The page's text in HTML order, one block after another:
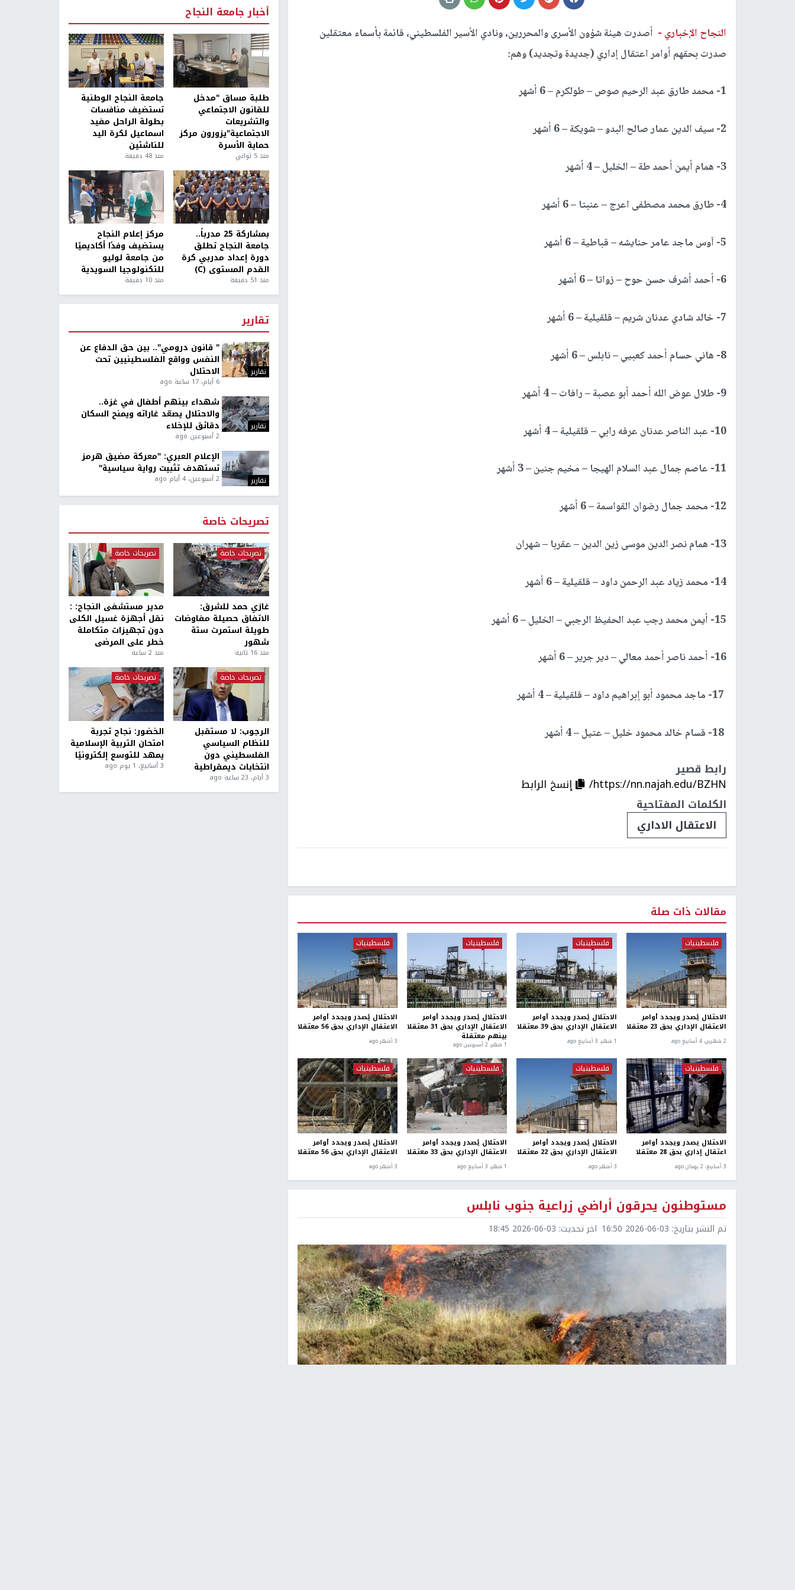
النجاح الإخباري - أصدرت هيئة شؤون الأسرى والمحررين، ونادي الأسير الفلسطيني، قائمة بأسماء معتقلين
صدرت بحقهم أوامر اعتقال إداري (جديدة وتجديد) وهم:
1- محمد طارق عبد الرحيم صوص – طولكرم – 6 أشهر
2- سيف الدين عمار صالح البدو – شويكة – 6 أشهر
3- همام أيمن أحمد طة – الخليل – 4 أشهر
4- طارق محمد مصطفى اعرج – عنبتا – 6 أشهر
5- آوس ماجد عامر حنايشه – قباطية – 6 أشهر
6- أحمد أشرف حسن حوح – زواتا – 6 أشهر
7- خالد شادي عدنان شريم – قلقيلية – 6 أشهر
8- هاني حسام أحمد كعبيي – نابلس – 6 أشهر
9- طلال عوض الله أحمد أبو عصبة – رافات – 4 أشهر
10- عبد الناصر عدنان عرفه رابي – قلقيلية – 4 أشهر
11- عاصم جمال عبد السلام الهيجا – مخيم جنين – 3 أشهر
12- محمد جمال رضوان القواسمة – 6 أشهر
13- همام نصر الدين موسى زين الدين – عقربا – شهران
14- محمد زياد عبد الرحمن داود – قلقيلية – 6 أشهر
15- أيمن محمد رجب عبد الحفيظ الرجبي – الخليل – 6 أشهر
16- أحمد ناصر أحمد معالي – دير جرير – 6 أشهر
رابط قصير
https://nn.najah.edu/BZHN/
إنسخ الرابط
الكلمات المفتاحية
الاعتقال الاداري
مقالات ذات صلة
فلسطينيات
الاحتلال يُصدر ويجدد أوامر
الاعتقال الإداري بحق 23 معتقلا
2 شهرين، 4 أسابيع ago
فلسطينيات
الاحتلال يُصدر ويجدد أوامر
الاعتقال الإداري بحق 39 معتقلا
1 شهر، 3 أسابيع ago
فلسطينيات
الاحتلال يُصدر ويجدد أوامر
الاعتقال الإداري بحق 31 معتقلا
بينهم معتقلة
1 شهر، 2 أسبوعين ago
فلسطينيات
الاحتلال يُصدر ويجدد أوامر
الاعتقال الإداري بحق 56 معتقلا
3 أشهر ago
فلسطينيات
الاحتلال يصدر ويجدد أوامر
اعتقال إداري بحق 28 معتقلا
3 أسابيع، 2 يومان ago
فلسطينيات
الاحتلال يُصدر ويجدد أوامر
الاعتقال الإداري بحق 22 معتقلا
3 أشهر ago
فلسطينيات
الاحتلال يُصدر ويجدد أوامر
الاعتقال الإداري بحق 33 معتقلا
1 شهر، 3 أسابيع ago
فلسطينيات
الاحتلال يُصدر ويجدد أوامر
الاعتقال الإداري بحق 56 معتقلا
3 أشهر ago
مستوطنون يحرقون أراضي زراعية جنوب نابلس
تم النشر بتاريخ: 2026-06-03 16:50 اخر تحديث: 2026-06-03 18:45
أخبار جامعة النجاح
طلبة مساق "مدخل
للقانون الاجتماعي
والتشريعات
الاجتماعية"يزورون مركز
حماية الأسرة
منذ 5 ثواني
جامعة النجاح الوطنية
تستضيف منافسات
بطولة الراحل مفيد
اسماعيل لكرة اليد
للناشئين
منذ 48 دقيقة
بمشاركة 25 مدرباً..
جامعة النجاح تطلق
دورة إعداد مدربي كرة
القدم المستوى (C)
منذ 51 دقيقة
مركز إعلام النجاح
يستضيف وفدًا أكاديميًا
من جامعة لوليو
للتكنولوجيا السويدية
منذ 10 دقيقة
تقارير
تقارير
" قانون درومي".. بين حق الدفاع عن
النفس وواقع الفلسطينيين تحت
الاحتلال
6 أيام، 17 ساعة ago
تقارير
شهداء بينهم أطفال في غزة..
والاحتلال يصعّد غاراته ويمنح السكان
دقائق للإخلاء
2 أسبوعين ago
تقارير
الإعلام العبري: "معركة مضيق هرمز
تستهدف تثبيت رواية سياسية"
2 أسبوعين، 4 أيام ago
تصريحات خاصة
تصريحات خاصة
غازي حمد للشرق:
الاتفاق حصيلة مفاوضات
طويلة استمرت ستة
شهور
منذ 16 ثانية
تصريحات خاصة
مدير مستشفى النجاح: :
نقل أجهزة غسيل الكلى
دون تجهيزات متكاملة
خطر على المرضى
منذ 2 ساعة
تصريحات خاصة
الرجوب: لا مستقبل
للنظام السياسي
الفلسطيني دون
انتخابات ديمقراطية
3 أيام، 23 ساعة ago
تصريحات خاصة
الخضور: نجاح تجربة
امتحان التربية الإسلامية
يمهد للتوسع إلكترونيًا
3 أسابيع، 1 يوم ago